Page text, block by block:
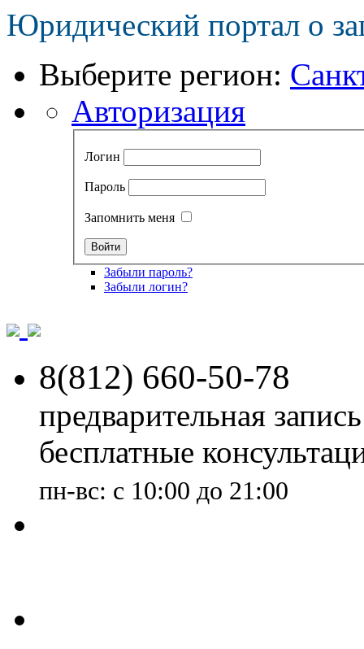
Юридический портал о
Выберите регион:
Авторизация
Логин
Пароль
Запомнить меня
Забыли пароль?
Забыли логин?
8(812) 660-50-78
предварительная
бесплатные
пн-вс: с 10:00 до 21:00